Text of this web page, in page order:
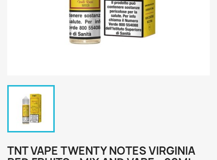
TNT VAPE TWENTY NOTES VIRGINIA